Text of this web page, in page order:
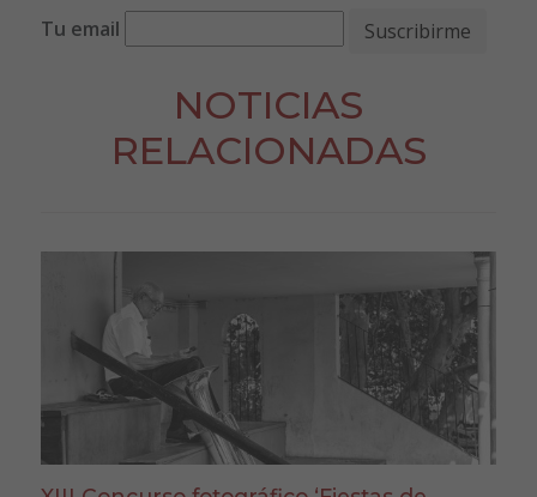
Tu email
NOTICIAS
RELACIONADAS